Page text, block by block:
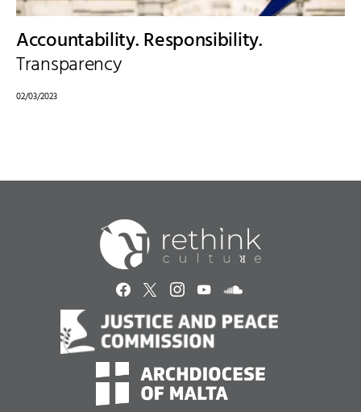
Accountability. Responsibility.
Transparency
02/03/2023